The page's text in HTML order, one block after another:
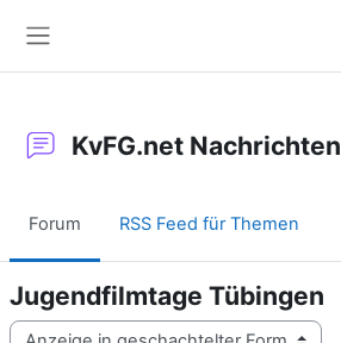
KvFG.net Nachrichten
Forum RSS Feed für Themen
Jugendfilmtage Tübingen
Anzeigemodus